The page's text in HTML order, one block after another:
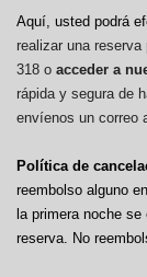
Aquí, usted podrá
realizar una
318 o acceder a
rápida y segura de
envíenos un correo
Política de
reembolso alguno
la primera noche
reserva. No